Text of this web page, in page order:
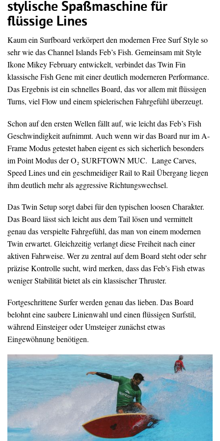
stylische Spaßmaschine für
flüssige Lines
Kaum ein Surfboard verkörpert den modernen Free Surf Style so
sehr wie das Channel Islands Feb’s Fish. Gemeinsam mit Style
Ikone Mikey February entwickelt, verbindet das Twin Fin
klassische Fish Gene mit einer deutlich moderneren Performance.
Das Ergebnis ist ein schnelles Board, das vor allem mit flüssigen
Turns, viel Flow und einem spielerischen Fahrgefühl überzeugt.
Schon auf den ersten Wellen fällt auf, wie leicht das Feb’s Fish
Geschwindigkeit aufnimmt. Auch wenn wir das Board nur im A-
Frame Modus getestet haben eigent es sich sicherlich besonders
im Point Modus der O₂ SURFTOWN MUC. Lange Carves,
Speed Lines und ein geschmeidiger Rail to Rail Übergang liegen
ihm deutlich mehr als aggressive Richtungswechsel.
Das Twin Setup sorgt dabei für den typischen loosen Charakter.
Das Board lässt sich leicht aus dem Tail lösen und vermittelt
genau das verspielte Fahrgefühl, das man von einem modernen
Twin erwartet. Gleichzeitig verlangt diese Freiheit nach einer
aktiven Fahrweise. Wer zu zentral auf dem Board steht oder sehr
präzise Kontrolle sucht, wird merken, dass das Feb’s Fish etwas
weniger Stabilität bietet als ein klassischer Thruster.
Fortgeschrittene Surfer werden genau das lieben. Das Board
belohnt eine saubere Linienwahl und einen flüssigen Surfstil,
während Einsteiger oder Umsteiger zunächst etwas
Eingewöhnung benötigen.